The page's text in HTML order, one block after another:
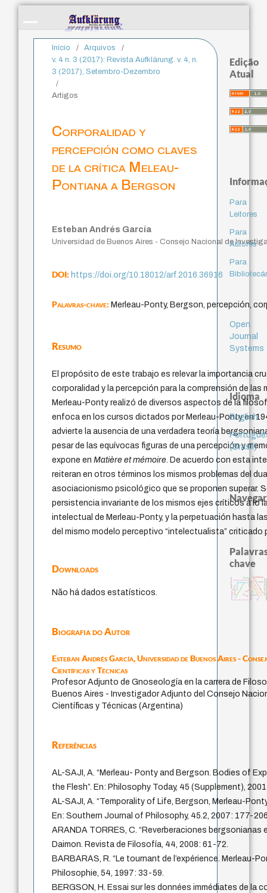
Início / Arquivos
/
v. 4 n. 3 (2017): Revista Aufklärung. v. 4, n.
3 (2017), Setembro-Dezembro
/
Artigos
Corporalidad y
percepción como claves
de la crítica Meleau-
Pontiana a Bergson
Esteban Andrés García
Universidad de Buenos Aires - Consejo Nacional de
DOI:https://doi.org/10.18012/arf.2016.36916
Palavras-chave:Merleau-Ponty, Bergson, percepción,
Resumo
El propósito de este trabajo es relevar la importancia
corporalidad y la percepción para la comprensión de las
Merleau-Ponty realizó de diversos aspectos de la
enfoca en los cursos dictados por Merleau-Ponty en
advierte la ausencia de una verdadera teoría
pesar de las equívocas figuras de una percepción y
expone enMatière et mémoire . De acuerdo con esta
reiteran en otros términos los mismos problemas del
asociacionismo psicológico que se proponen superar.
persistencia invariante de los mismos ejes críticos a lo
intelectual de Merleau-Ponty, y la perpetuación hasta
del mismo modelo perceptivo “intelectualista” criticado
Downloads
Não há dados estatísticos.
Biografia do Autor
Esteban Andrés García,Universidad de Buenos Aires -
Científicas y Técnicas
Profesor Adjunto de Gnoseología en la carrera de
Buenos Aires - Investigador Adjunto del Consejo
Científicas y Técnicas (Argentina)
Referências
AL-SAJI, A. “Merleau- Ponty and Bergson. Bodies of
the Flesh”. En: Philosophy Today, 45 (Supplement),
AL-SAJI, A. “Temporality of Life, Bergson, Merleau-
En: Southern Journal of Philosophy, 45.2, 2007: 177-
ARANDA TORRES, C. “Reverberaciones bergsonianas
Daimon. Revista de Filosofía, 44, 2008: 61-72.
BARBARAS, R. “Le tournant de l’expérience. Merleau-
Philosophie, 54, 1997: 33-59.
BERGSON, H. Essai sur les données immédiates de la
Edição
Atual
Para
Leitores
Para
Autores
Para
Open
Journal
Systems
Idioma
English
(Brasil)
Navegar
chave
fundamentalismojacobi
protágorasexperiência temporal
metafísica do tempo género
idade
intolerância identidade nacional
homem-medida filosofia brasileira
palavra
perdón
leyes violencia
guayaquil
logos
pedagogia lei
filosofia francesa
desejo
papel da lei mind